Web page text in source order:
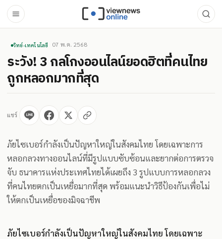
วิทย์-เทคโนโลยี 07 พ.ค. 2568
ระวัง! 3 กลโกงออนไลน์ยอดฮิตที่คนไทย
ถูกหลอกมากที่สุด
แชร์
ภัยไซเบอร์กำลังเป็นปัญหาใหญ่ในสังคมไทย โดยเฉพาะการ
หลอกลวงทางออนไลน์ที่มีรูปแบบซับซ้อนและยากต่อการตรวจ
จับ ธนาคารแห่งประเทศไทยได้เผยถึง 3 รูปแบบการหลอกลวง
ที่คนไทยตกเป็นเหยื่อมากที่สุด พร้อมแนะนำวิธีป้องกันเพื่อไม่
ให้ตกเป็นเหยื่อของมิจฉาชีพ
ภัยไซเบอร์กำลังเป็นปัญหาใหญ่ในสังคมไทย โดยเฉพาะ